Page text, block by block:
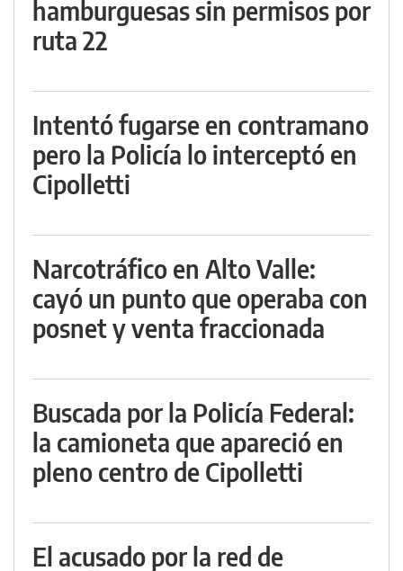
hamburguesas sin permisos por
ruta 22
Intentó fugarse en contramano
pero la Policía lo interceptó en
Cipolletti
Narcotráfico en Alto Valle:
cayó un punto que operaba con
posnet y venta fraccionada
Buscada por la Policía Federal:
la camioneta que apareció en
pleno centro de Cipolletti
El acusado por la red de